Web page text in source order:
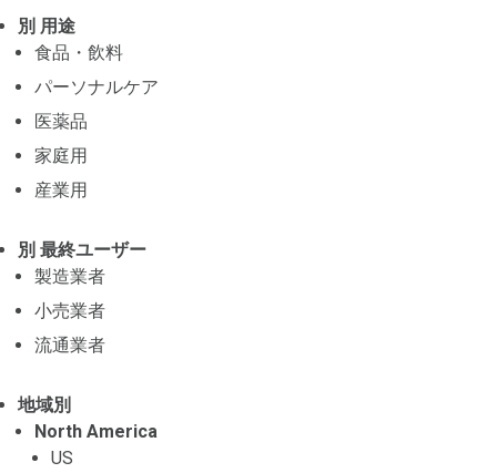
別 用途
食品・飲料
パーソナルケア
医薬品
家庭用
産業用
別 最終ユーザー
製造業者
小売業者
流通業者
地域別
North America
US